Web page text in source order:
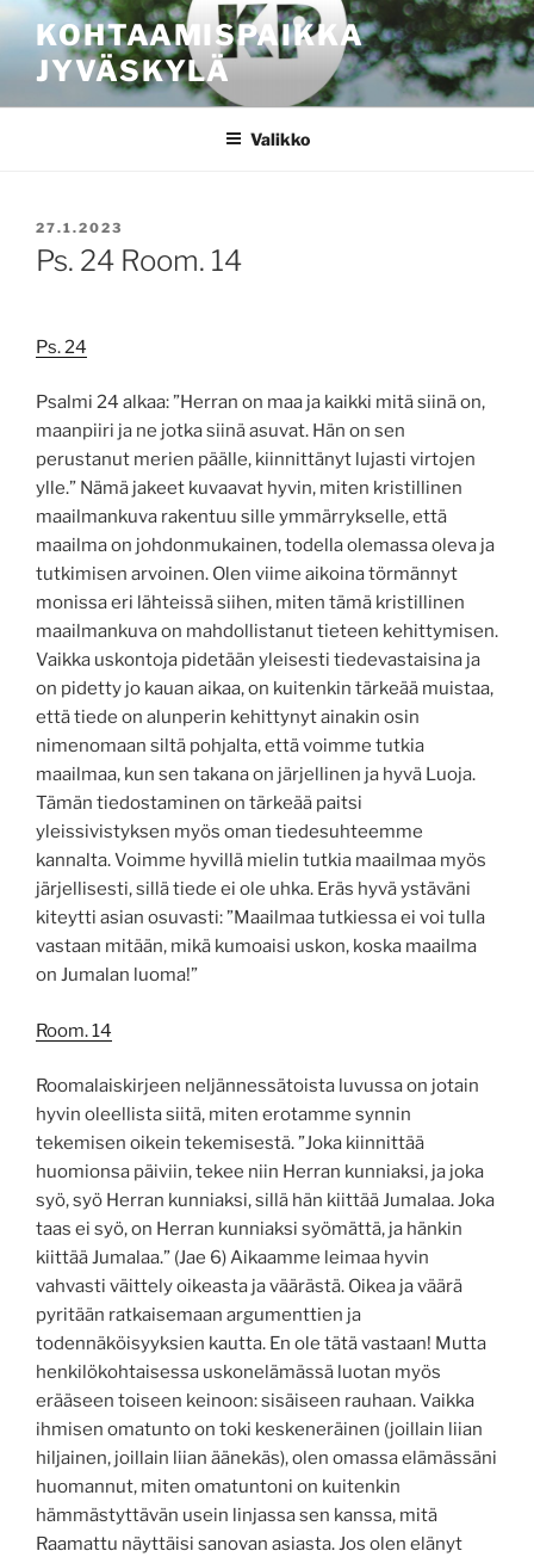
sisältöönKOHTAAMISPAIKKA
JYVÄSKYLÄ
Valikko
JULKAISTU
27.1.2023
Ps. 24 Room. 14
Ps. 24
Psalmi 24 alkaa: ”Herran on maa ja kaikki mitä siinä on,
maanpiiri ja ne jotka siinä asuvat. Hän on sen
perustanut merien päälle, kiinnittänyt lujasti virtojen
ylle.” Nämä jakeet kuvaavat hyvin, miten kristillinen
maailmankuva rakentuu sille ymmärrykselle, että
maailma on johdonmukainen, todella olemassa oleva ja
tutkimisen arvoinen. Olen viime aikoina törmännyt
monissa eri lähteissä siihen, miten tämä kristillinen
maailmankuva on mahdollistanut tieteen kehittymisen.
Vaikka uskontoja pidetään yleisesti tiedevastaisina ja
on pidetty jo kauan aikaa, on kuitenkin tärkeää muistaa,
että tiede on alunperin kehittynyt ainakin osin
nimenomaan siltä pohjalta, että voimme tutkia
maailmaa, kun sen takana on järjellinen ja hyvä Luoja.
Tämän tiedostaminen on tärkeää paitsi
yleissivistyksen myös oman tiedesuhteemme
kannalta. Voimme hyvillä mielin tutkia maailmaa myös
järjellisesti, sillä tiede ei ole uhka. Eräs hyvä ystäväni
kiteytti asian osuvasti: ”Maailmaa tutkiessa ei voi tulla
vastaan mitään, mikä kumoaisi uskon, koska maailma
on Jumalan luoma!”
Room. 14
Roomalaiskirjeen neljännessätoista luvussa on jotain
hyvin oleellista siitä, miten erotamme synnin
tekemisen oikein tekemisestä. ”Joka kiinnittää
huomionsa päiviin, tekee niin Herran kunniaksi, ja joka
syö, syö Herran kunniaksi, sillä hän kiittää Jumalaa. Joka
taas ei syö, on Herran kunniaksi syömättä, ja hänkin
kiittää Jumalaa.” (Jae 6) Aikaamme leimaa hyvin
vahvasti väittely oikeasta ja väärästä. Oikea ja väärä
pyritään ratkaisemaan argumenttien ja
todennäköisyyksien kautta. En ole tätä vastaan! Mutta
henkilökohtaisessa uskonelämässä luotan myös
erääseen toiseen keinoon: sisäiseen rauhaan. Vaikka
ihmisen omatunto on toki keskeneräinen (joillain liian
hiljainen, joillain liian äänekäs), olen omassa elämässäni
huomannut, miten omatuntoni on kuitenkin
hämmästyttävän usein linjassa sen kanssa, mitä
Raamattu näyttäisi sanovan asiasta. Jos olen elänyt